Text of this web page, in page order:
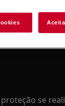
LESÃO
se